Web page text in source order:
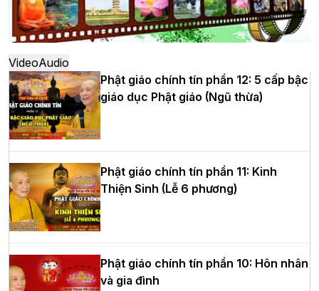
Hà Nội: Ngày tu học cuối cùng khép lại
khóa sinh hoạt Phật pháp mùa hè lần
thứ XIV tại chùa Bằng
Học yêu thương trong ngày tu tập thứ
tư của Khóa sinh hoạt Phật pháp mùa
hè tại chùa Bằng
HT.Thích Thọ Lạc được suy cử làm tân
Trưởng BTS GHPGVN tỉnh Nghệ An
VideoAudio
Phật giáo chính tín phần 12: 5 cấp bậc
giáo dục Phật giáo (Ngũ thừa)
Phật giáo chính tín phần 11: Kinh
Thiện Sinh (Lễ 6 phương)
Phật giáo chính tín phần 10: Hôn nhân
và gia đình